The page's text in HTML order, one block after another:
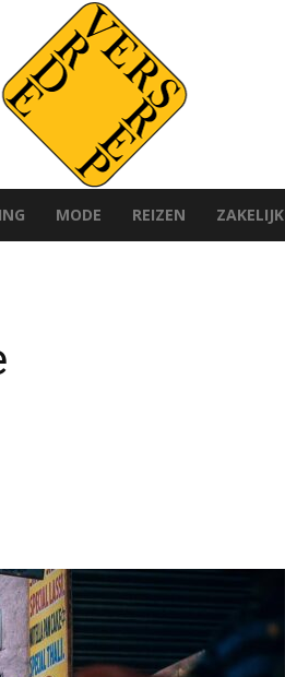
MODE REIZEN ZAKELIJK